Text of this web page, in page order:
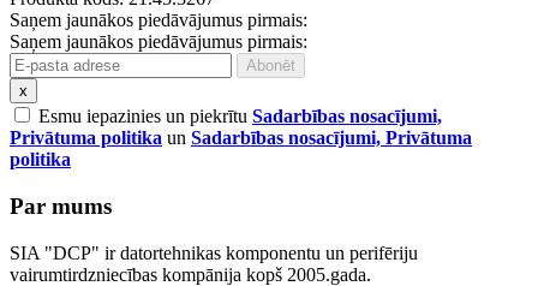
Saņem jaunākos piedāvājumus pirmais:
Saņem jaunākos piedāvājumus pirmais:
x
Esmu iepazinies un piekrītu Sadarbības nosacījumi,
Privātuma politika un Sadarbības nosacījumi, Privātuma
politika
Par mums
SIA "DCP" ir datortehnikas komponentu un perifēriju
vairumtirdzniecības kompānija kopš 2005.gada.